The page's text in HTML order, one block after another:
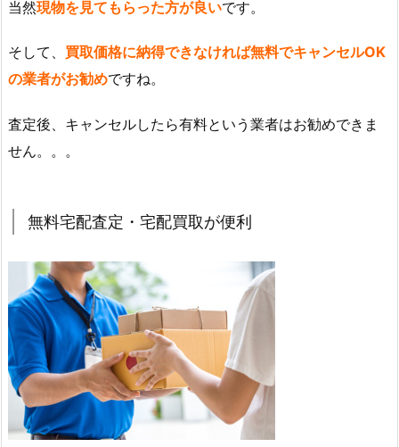
当然現物を見てもらった方が良いです。
そして、 買取価格に納得できなければ無料でキャンセルOK
の業者がお勧めですね。
査定後、キャンセルしたら有料という業者はお勧めできま
せん。。。
無料宅配査定・宅配買取が便利